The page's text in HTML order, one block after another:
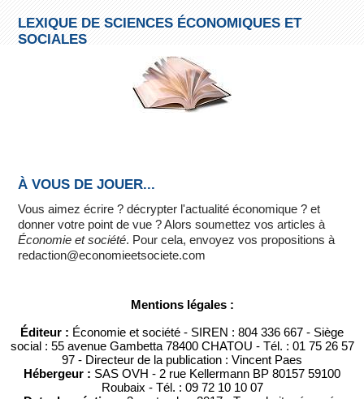
LEXIQUE DE SCIENCES ÉCONOMIQUES ET
SOCIALES
À VOUS DE JOUER...
Vous aimez écrire ? décrypter l'actualité économique ? et
donner votre point de vue ? Alors soumettez vos articles à
Économie et société. Pour cela, envoyez vos propositions à
redaction@economieetsociete.com
Mentions légales :
Éditeur : Économie et société - SIREN : 804 336 667 - Siège
social : 55 avenue Gambetta 78400 CHATOU - Tél. : 01 75 26 57
97 - Directeur de la publication : Vincent Paes
Hébergeur : SAS OVH - 2 rue Kellermann BP 80157 59100
Roubaix - Tél. : 09 72 10 10 07